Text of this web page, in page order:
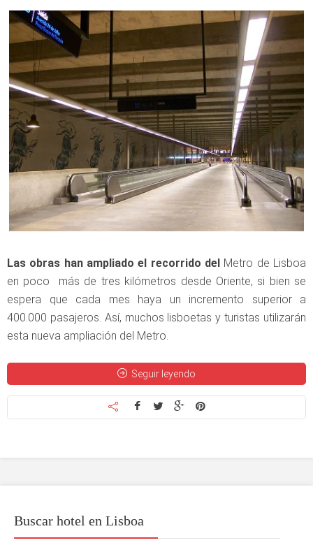
Las obras han ampliado el recorrido del Metro de Lisboa
en poco más de tres kilómetros desde Oriente, si bien se
espera que cada mes haya un incremento superior a
400.000 pasajeros. Así, muchos lisboetas y turistas utilizarán
esta nueva ampliación del Metro.
Seguir leyendo
Buscar hotel en Lisboa